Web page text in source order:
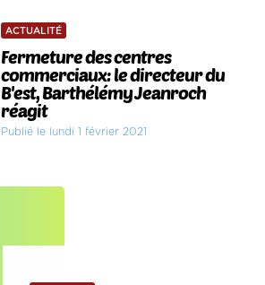
ACTUALITÉ
Fermeture des centres
commerciaux: le directeur du
B'est, Barthélémy Jeanroch
réagit
Publié le lundi 1 février 2021